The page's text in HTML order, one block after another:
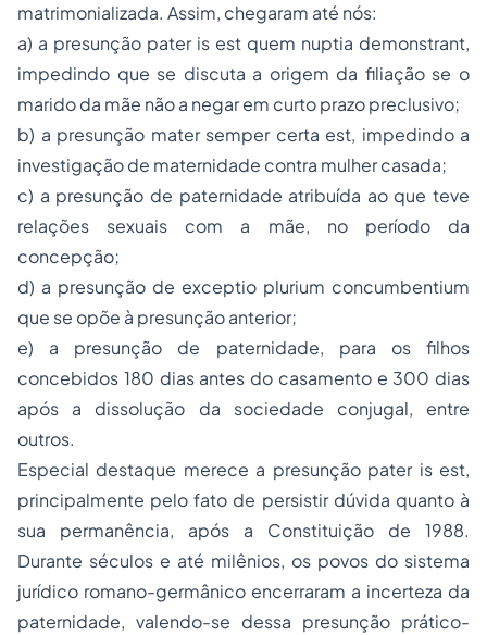
matrimonializada. Assim, chegaram até nós:
a) a presunção pater is est quem nuptia demonstrant,
impedindo que se discuta a origem da filiação se o
marido da mãe não a negar em curto prazo preclusivo;
b) a presunção mater semper certa est, impedindo a
investigação de maternidade contra mulher casada;
c) a presunção de paternidade atribuída ao que teve
relações sexuais com a mãe, no período da
concepção;
d) a presunção de exceptio plurium concumbentium
que se opõe à presunção anterior;
e) a presunção de paternidade, para os filhos
concebidos 180 dias antes do casamento e 300 dias
após a dissolução da sociedade conjugal, entre
outros.
Especial destaque merece a presunção pater is est,
principalmente pelo fato de persistir dúvida quanto à
sua permanência, após a Constituição de 1988.
Durante séculos e até milênios, os povos do sistema
jurídico romano-germânico encerraram a incerteza da
paternidade, valendo-se dessa presunção prático-